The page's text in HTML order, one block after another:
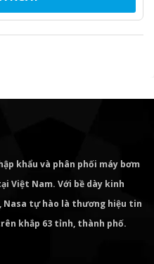
khẩu và phân phối máy bơm
Việt Nam. Với bề dày kinh
Nasa tự hào là thương hiệu tin
khắp 63 tỉnh, thành phố.